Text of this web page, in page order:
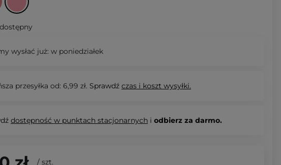
wysłać już: w poniedziałek
przesyłka od: 6,99 zł. Sprawdź czas i koszt wysyłki.
dostępność w punktach stacjonarnych i odbierz za darmo.
/ szt.